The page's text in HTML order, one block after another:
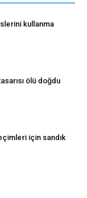
kullanma
ölü doğdu
için sandık